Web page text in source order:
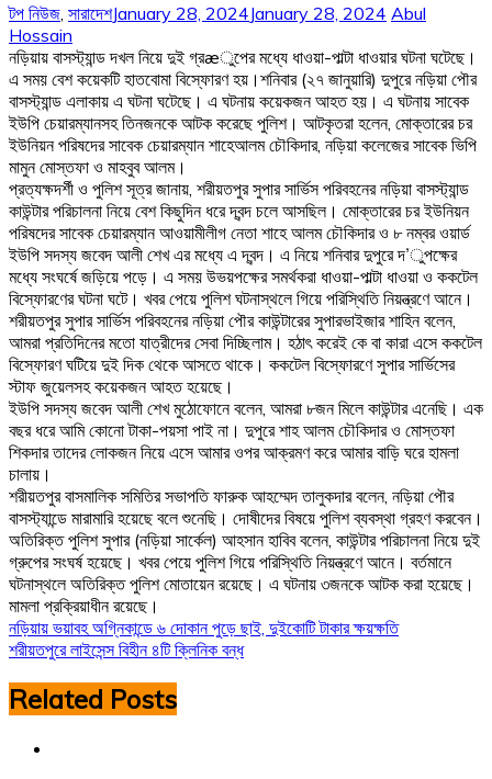
টপ নিউজ সারাদেশJanuary 28, 2024January 28, 2024 Abul
Hossain
নড়িয়ায় বাসস্ট্যান্ড দখল নিয়ে দুই গ্রæুপের মধ্যে ধাওয়া-পাল্টা ধাওয়ার ঘটনা ঘটেছে।
এ সময় বেশ কয়েকটি হাতবোমা বিস্ফোরণ হয়।শনিবার (২৭ জানুয়ারি) দুপুরে নড়িয়া পৌর
বাসস্ট্যান্ড এলাকায় এ ঘটনা ঘটেছে। এ ঘটনায় কয়েকজন আহত হয়। এ ঘটনায় সাবেক
ইউপি চেয়ারম্যানসহ তিনজনকে আটক করেছে পুলিশ। আটকৃতরা হলেন, মোক্তারের চর
ইউনিয়ন পরিষদের সাবেক চেয়ারম্যান শাহেআলম চৌকিদার, নড়িয়া কলেজের সাবেক ভিপি
মামুন মোস্তফা ও মাহবুব আলম।
প্রত্যক্ষদর্শী ও পুলিশ সূত্র জানায়, শরীয়তপুর সুপার সার্ভিস পরিবহনের নড়িয়া বাসস্ট্যান্ড
কাউন্টার পরিচালনা নিয়ে বেশ কিছুদিন ধরে দ্বন্দ চলে আসছিল। মোক্তারের চর ইউনিয়ন
পরিষদের সাবেক চেয়ারম্যান আওয়ামীলীগ নেতা শাহে আলম চৌকিদার ও ৮ নম্বর ওয়ার্ড
ইউপি সদস্য জবেদ আলী শেখ এর মধ্যে এ দ্বন্দ। এ নিয়ে শনিবার দুপুরে দ’ুপক্ষের
মধ্যে সংঘর্ষে জড়িয়ে পড়ে। এ সময় উভয়পক্ষের সমর্থকরা ধাওয়া-পাল্টা ধাওয়া ও ককটেল
বিস্ফোরণের ঘটনা ঘটে। খবর পেয়ে পুলিশ ঘটনাস্থলে গিয়ে পরিস্থিতি নিয়ন্ত্রণে আনে।
শরীয়তপুর সুপার সার্ভিস পরিবহনের নড়িয়া পৌর কাউন্টারের সুপারভাইজার শাহিন বলেন,
আমরা প্রতিদিনের মতো যাত্রীদের সেবা দিচ্ছিলাম। হঠাৎ করেই কে বা কারা এসে ককটেল
বিস্ফোরণ ঘটিয়ে দুই দিক থেকে আসতে থাকে। ককটেল বিস্ফোরণে সুপার সার্ভিসের
স্টাফ জুয়েলসহ কয়েকজন আহত হয়েছে।
ইউপি সদস্য জবেদ আলী শেখ মুঠোফোনে বলেন, আমরা ৮জন মিলে কাউন্টার এনেছি। এক
বছর ধরে আমি কোনো টাকা-পয়সা পাই না। দুপুরে শাহ আলম চৌকিদার ও মোস্তফা
শিকদার তাদের লোকজন নিয়ে এসে আমার ওপর আক্রমণ করে আমার বাড়ি ঘরে হামলা
চালায়।
শরীয়তপুর বাসমালিক সমিতির সভাপতি ফারুক আহম্মেদ তালুকদার বলেন, নড়িয়া পৌর
বাসস্ট্যান্ডে মারামারি হয়েছে বলে শুনেছি। দোষীদের বিষয়ে পুলিশ ব্যবস্থা গ্রহণ করবেন।
অতিরিক্ত পুলিশ সুপার (নড়িয়া সার্কেল) আহসান হাবিব বলেন, কাউন্টার পরিচালনা নিয়ে দুই
গ্রুপের সংঘর্ষ হয়েছে। খবর পেয়ে পুলিশ গিয়ে পরিস্থিতি নিয়ন্ত্রণে আনে। বর্তমানে
ঘটনাস্থলে অতিরিক্ত পুলিশ মোতায়েন রয়েছে। এ ঘটনায় ৩জনকে আটক করা হয়েছে।
মামলা প্রক্রিয়াধীন রয়েছে।
Post
navigation
নড়িয়ায় ভয়াবহ অগ্নিকান্ডে ৬ দোকান পুড়ে ছাই, দুইকোটি টাকার ক্ষয়ক্ষতি
শরীয়তপুরে লাইসেন্স বিহীন ৪টি ক্লিনিক বন্ধ
Related Posts